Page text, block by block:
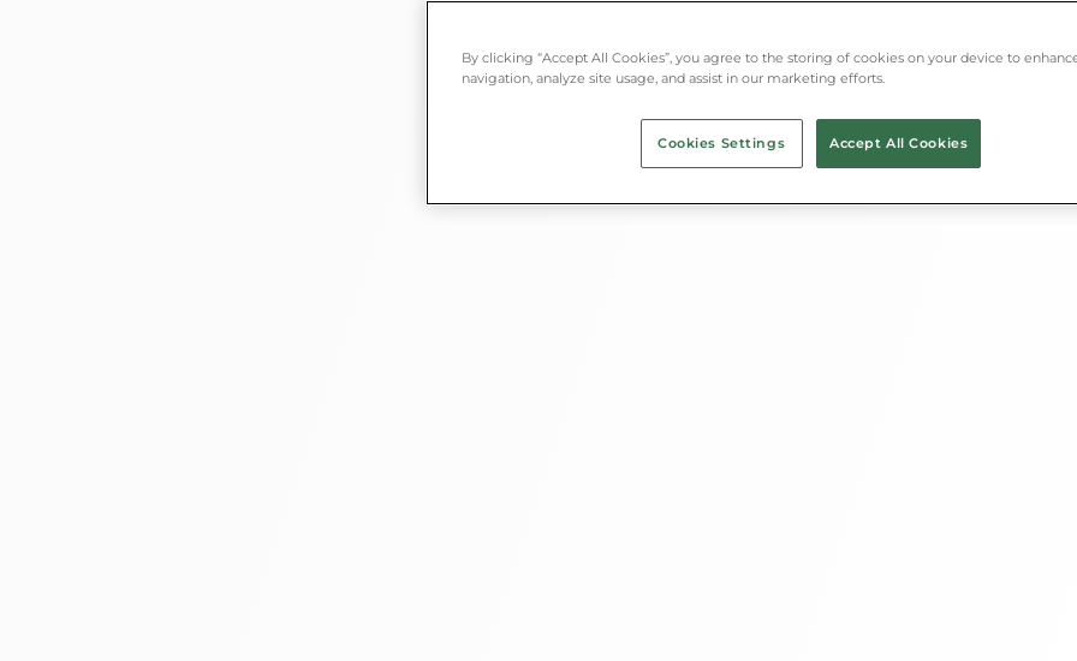
By clicking “Accept All Cookies”, you agree to the storing of cookies on your device to
navigation, analyze site usage, and assist in our marketing efforts.
Cookies Settings Accept All Cookies